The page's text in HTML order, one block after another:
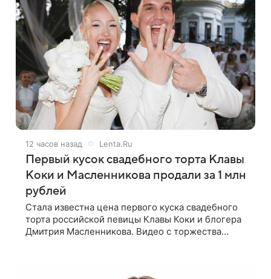
12 часов назад Lenta.Ru
Первый кусок свадебного торта Клавы
Коки и Масленникова продали за 1 млн
рублей
Стала известна цена первого куска свадебного
торта российской певицы Клавы Коки и блогера
Дмитрия Масленникова. Видео с торжества